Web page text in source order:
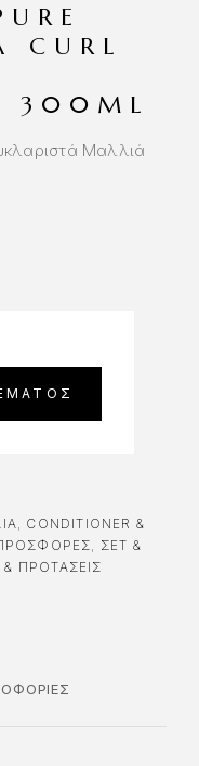
CURL
300ML
Μαλλιά
CONDITIONER &
ΣΕΤ &
ΠΡΟΤΑΣΕΙΣ